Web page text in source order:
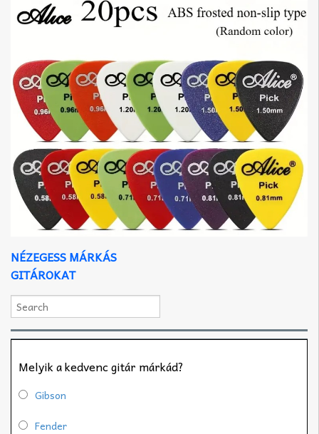
NÉZEGESS MÁRKÁS
GITÁROKAT
Melyik a kedvenc gitár márkád?
Gibson
Fender